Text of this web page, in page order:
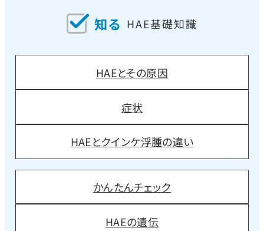
知る HAE基礎知識
HAEとその原因
症状
HAEとクインケ浮腫の違い
かんたんチェック
HAEの遺伝